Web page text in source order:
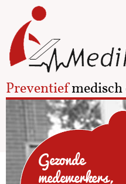
Preventiefmedisch
Gezonde
medewerkers,